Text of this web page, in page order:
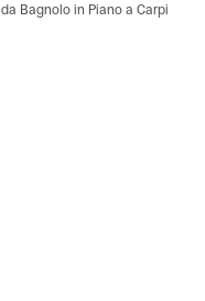
da Bagnolo in Piano a Carpi